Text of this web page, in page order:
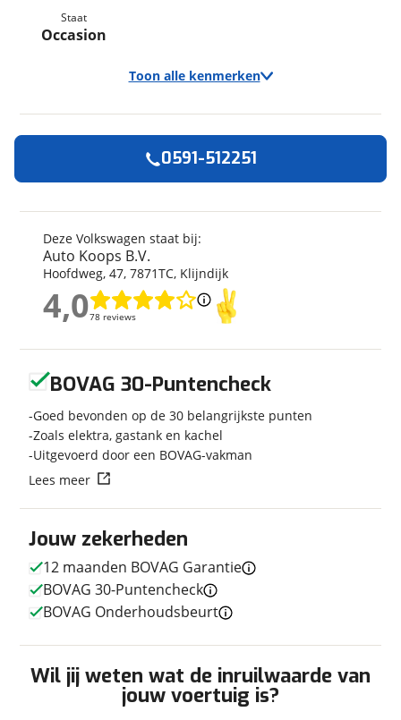
Staat
Occasion
Toon alle kenmerken
Merk
Volkswagen
Model
California-look | 4-zitpl./4-
slaapplaatsen |
Slaaphefdak |NW.STAAT
Uitvoering
Transporter Buscamper
slaapplaatsen |
Slaaphefdak |NW.STAAT
Kenteken
X324VJ
Kilometerstand
143.243 km
Bouwjaar
10-2015
Leeftijd
Carrosserievorm
Busmodel
Soort voertuig
Nieuw of occasion
Occasion
Techniek
Transmissie
Handgeschakeld
Aantal versnellingen
5
Deze Volkswagen staat bij:
Auto Koops B.V.
Hoofdweg, 47, 7871TC, Klijndijk
4,078 reviews
4,0
0591-512251
Jouw zekerheden
12 maanden BOVAG Garantie
BOVAG 30-Puntencheck
BOVAG Onderhoudsbeurt
Wil jij weten wat de inruilwaarde van
jouw voertuig is?
BOVAG 30-Puntencheck
Goed bevonden op de 30 belangrijkste punten
Zoals elektra, gastank en kachel
Uitgevoerd door een BOVAG-vakman
Lees meer